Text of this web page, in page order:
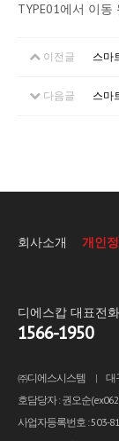
TYPE01에서 이동
이전글 스마
다음글 스마
회사소개 개인
㈜디에스시스템 | 대
호담당자 : 권오순
사업자등록번호 : 503-
디에스캅 대표전화
1566-1950